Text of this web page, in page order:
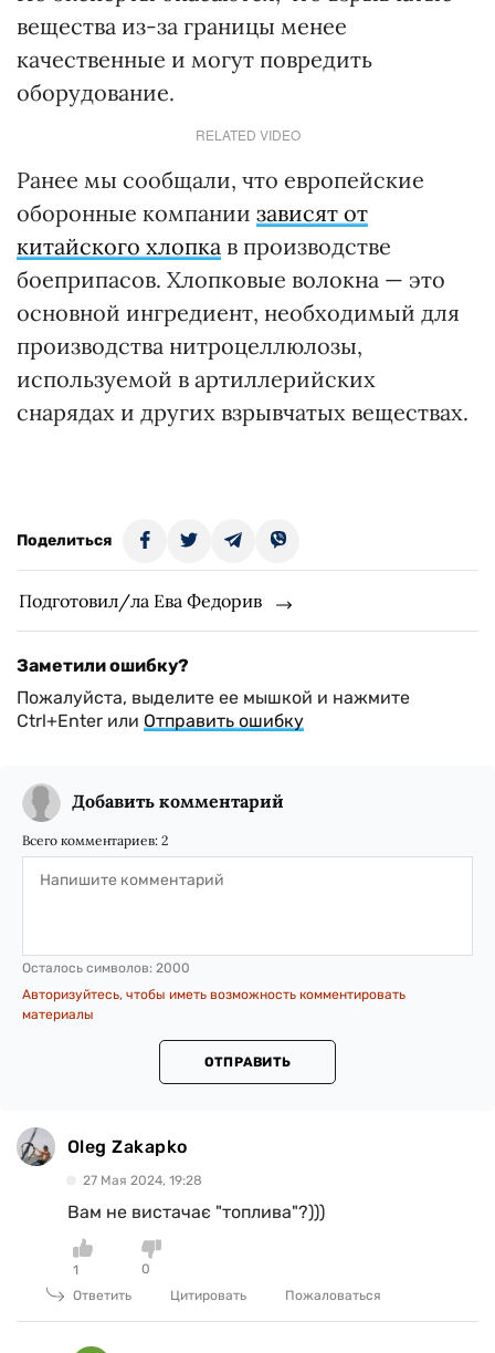
вещества из-за границы менее
качественные и могут повредить
оборудование.
RELATED VIDEO
Ранее мы сообщали, что европейские
оборонные компании зависят от
китайского хлопка в производстве
боеприпасов. Хлопковые волокна — это
основной ингредиент, необходимый для
производства нитроцеллюлозы,
используемой в артиллерийских
снарядах и других взрывчатых веществах.
Поделиться
Подготовил/ла Ева Федорив
Заметили ошибку?
Пожалуйста, выделите ее мышкой и нажмите
Ctrl+Enter или Отправить ошибку
Добавить комментарий
Всего комментариев: 2
Осталось символов: 2000
Авторизуйтесь, чтобы иметь возможность комментировать
материалы
ОТПРАВИТЬ
Oleg Zakapko
27 Мая 2024, 19:28
Вам не вистачає "топлива"?)))
1
0
Ответить
Цитировать Пожаловаться